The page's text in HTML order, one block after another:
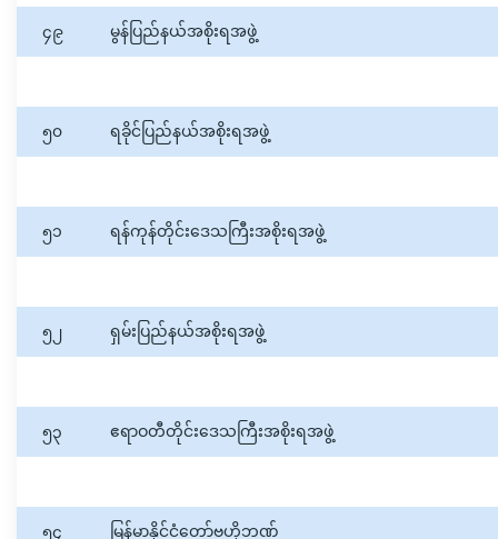
၄၉ မွန်ပြည်နယ်အစိုးရအဖွဲ့
၅၀ ရခိုင်ပြည်နယ်အစိုးရအဖွဲ့
၅၁ ရန်ကုန်တိုင်းဒေသကြီးအစိုးရအဖွဲ့
၅၂ ရှမ်းပြည်နယ်အစိုးရအဖွဲ့
၅၃ ဧရာဝတီတိုင်းဒေသကြီးအစိုးရအဖွဲ့
၅၄ မြန်မာနိုင်ငံတော်ဗဟိုဘဏ်